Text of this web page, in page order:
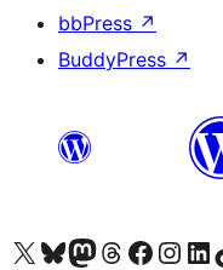
bbPress ↗
BuddyPress ↗
Besøk vår konto på X Visit our Bluesky account
Besøk vår Mastodon-konto
Visit our Threads account
Besøk vår Facebook-sideBesøk vår Instagram-
Besøk vår